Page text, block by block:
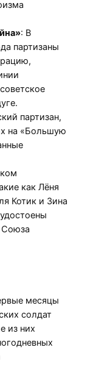
: В
партизаны
партизан,
на «Большую
как Лёня
Котик и Зина
Союза
месяцы
солдат
из них